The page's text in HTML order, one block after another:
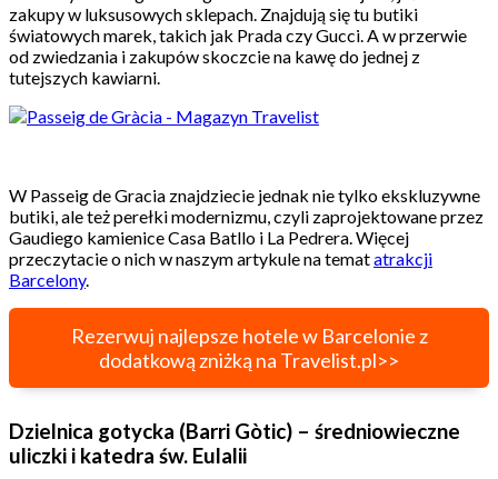
zakupy w luksusowych sklepach. Znajdują się tu butiki
światowych marek, takich jak Prada czy Gucci. A w przerwie
od zwiedzania i zakupów skoczcie na kawę do jednej z
tutejszych kawiarni.
W Passeig de Gracia znajdziecie jednak nie tylko ekskluzywne
butiki, ale też perełki modernizmu, czyli zaprojektowane przez
Gaudiego kamienice Casa Batllo i La Pedrera. Więcej
przeczytacie o nich w naszym artykule na tematatrakcji
Barcelony.
Rezerwuj najlepsze hotele w Barcelonie z
dodatkową zniżką na Travelist.pl>>
Dzielnica gotycka (Barri Gòtic) – średniowieczne
uliczki i katedra św. Eulalii